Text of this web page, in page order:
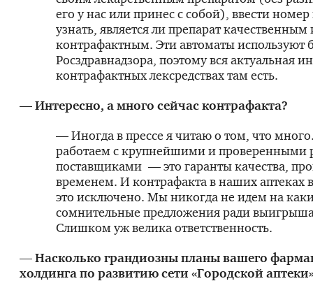
его у нас или принес с собой), ввести
узнать, является ли препарат качественным
контрафактным. Эти автоматы используют
Росздравнадзора, поэтому вся актуальная
контрафактных лексредствах там есть.
— Интересно, а много сейчас контрафакта?
— Иногда в прессе я читаю о том, что
работаем с крупнейшими и проверенными
поставщиками — это гаранты качества,
временем. И контрафакта в наших аптеках
это исключено. Мы никогда не идем на
сомнительные предложения ради
Слишком уж велика ответственность.
— Насколько грандиозны планы вашего
холдинга по развитию сети «Городской